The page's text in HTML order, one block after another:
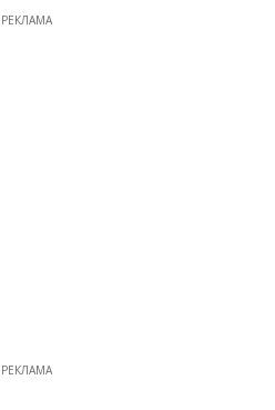
РЕКЛАМА
РЕКЛАМА